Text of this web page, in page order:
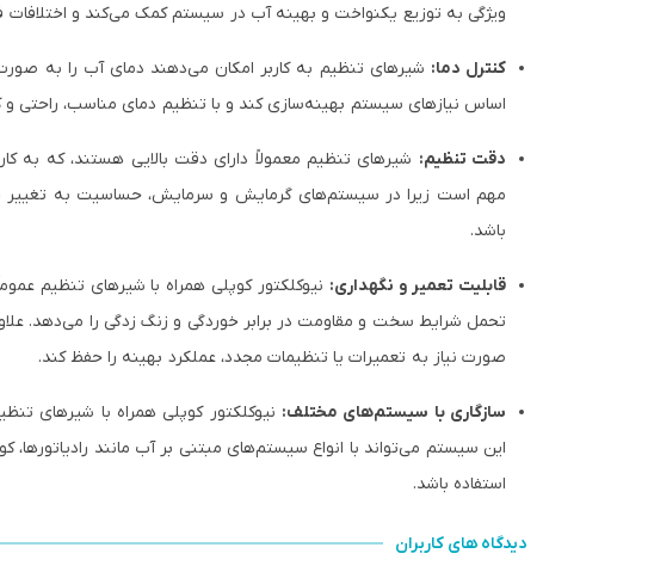
ویژگی به توزیع یکنواخت و بهینه آب در سیستم کمک می‌کند و
کنترل دما: شیرهای تنظیم به کاربر امکان می‌دهند دمای آب را به
اساس نیازهای سیستم بهینه‌سازی کند و با تنظیم دمای مناسب، راحتی و
دقت تنظیم: شیرهای تنظیم معمولاً دارای دقت بالایی هستند، که به
مهم است زیرا در سیستم‌های گرمایش و سرمایش، حساسیت به تغییر
باشد.
قابلیت تعمیر و نگهداری: نیوکلکتور کوپلی همراه با شیرهای تنظیم
تحمل شرایط سخت و مقاومت در برابر خوردگی و زنگ زدگی را می‌دهد.
صورت نیاز به تعمیرات یا تنظیمات مجدد، عملکرد بهینه را حفظ کند.
سازگاری با سیستم‌های مختلف: نیوکلکتور کوپلی همراه با شیرهای
این سیستم می‌تواند با انواع سیستم‌های مبتنی بر آب مانند
استفاده باشد.
دیدگاه های کاربران